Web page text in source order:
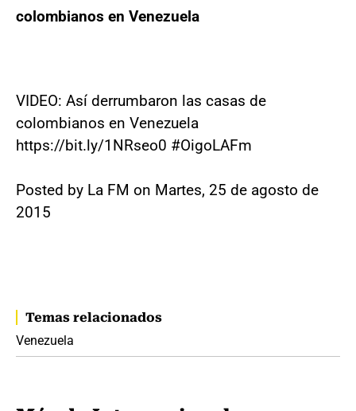
colombianos en Venezuela
VIDEO: Así derrumbaron las casas de
colombianos en Venezuela
https://bit.ly/1NRseo0 #OigoLAFm
Posted by La FM on Martes, 25 de agosto de
2015
Temas relacionados
Venezuela